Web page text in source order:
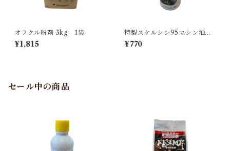
オラクル粉剤 3kg 1袋
¥1,815
特製スケルシン95マシン油乳
剤 500ml 1本
¥770
セール中の商品